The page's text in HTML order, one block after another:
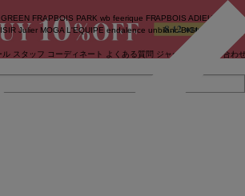
GREEN FRAPBOIS PARK wb feerique FRAPBOIS ADIEU
Julier MOGA L'EQUIPE endalence unbilanc BIGI online store
ル スタッフ コーディネート よくある質問 ジャーナル お問い合わ